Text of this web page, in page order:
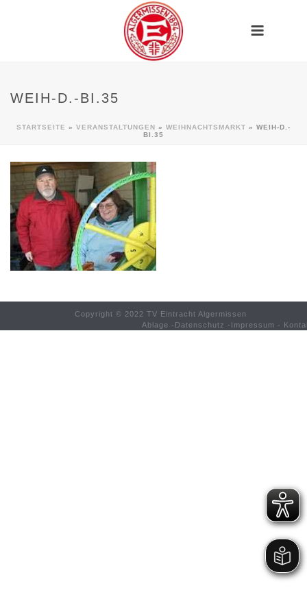
WEIH-D.-BI.35
STARTSEITE » VERANSTALTUNGEN » WEIHNACHTSMARKT » WEIH-D.-
BI.35
Copyright © 2022 TV Eintracht Algermissen
Ablage - Datenschutz - Impressum -